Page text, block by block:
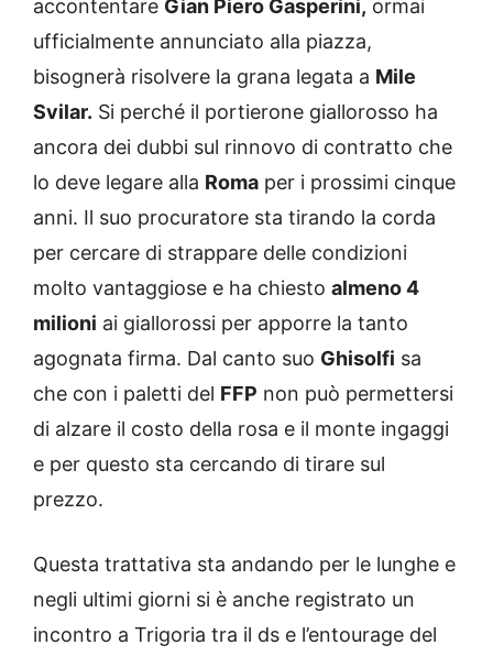
accontentare Gian Piero Gasperini, ormai
ufficialmente annunciato alla piazza,
bisognerà risolvere la grana legata a Mile
Svilar. Si perché il portierone giallorosso ha
ancora dei dubbi sul rinnovo di contratto che
lo deve legare alla Roma per i prossimi cinque
anni. Il suo procuratore sta tirando la corda
per cercare di strappare delle condizioni
molto vantaggiose e ha chiesto almeno 4
milioni ai giallorossi per apporre la tanto
agognata firma. Dal canto suo Ghisolfi sa
che con i paletti del FFP non può permettersi
di alzare il costo della rosa e il monte ingaggi
e per questo sta cercando di tirare sul
prezzo.
Questa trattativa sta andando per le lunghe e
negli ultimi giorni si è anche registrato un
incontro a Trigoria tra il ds e l’entourage del